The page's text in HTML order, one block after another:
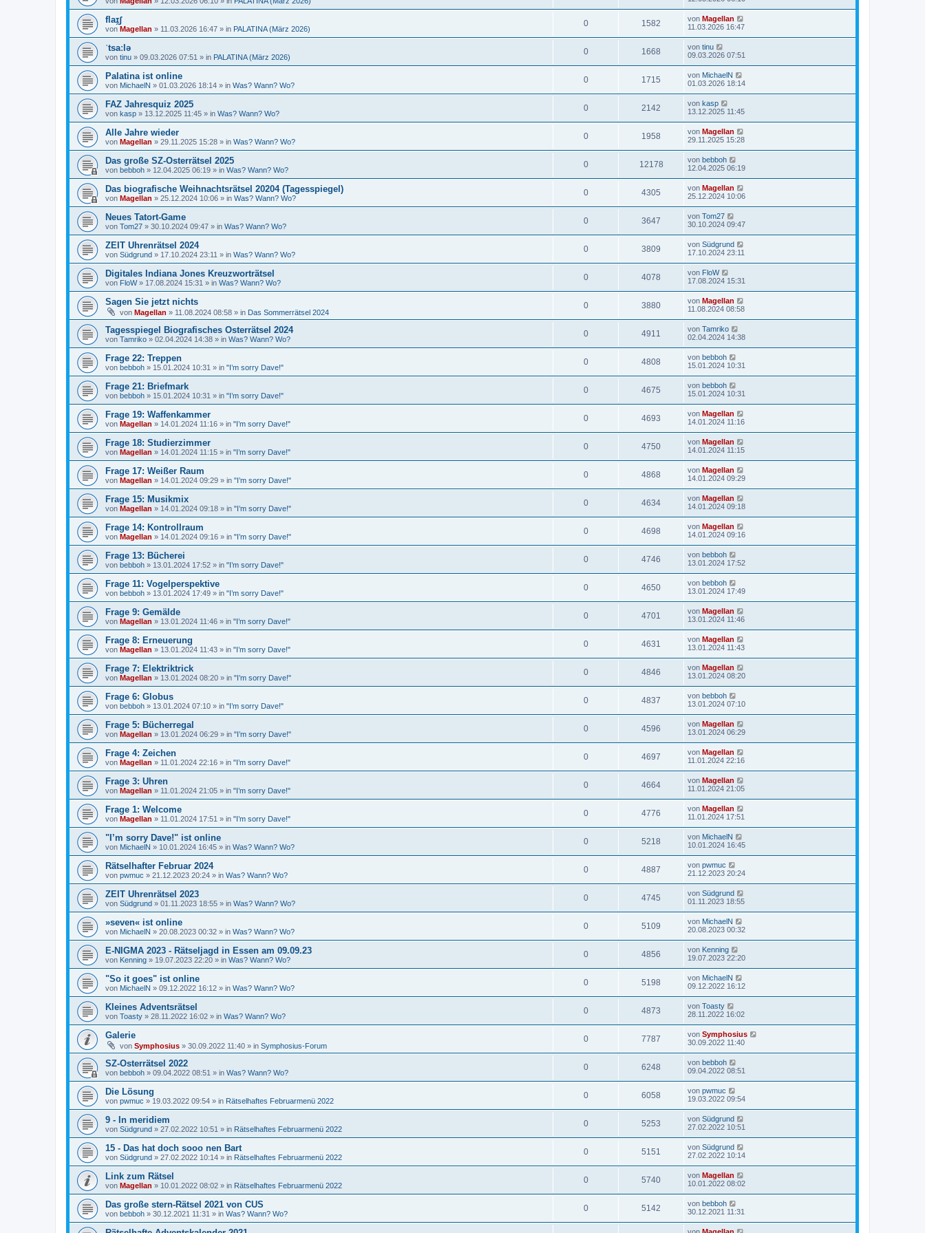
flaɪ̯ʃ
von Magellan » 11.03.2026 16:47 » in PALATINA (März 2026)
0 1582 von Magellan
11.03.2026 16:47
ˈtsaːlə
von tinu » 09.03.2026 07:51 » in PALATINA (März 2026)
0 1668 von tinu
09.03.2026 07:51
Palatina ist online
von MichaelN » 01.03.2026 18:14 » in Was? Wann? Wo?
0 1715 von MichaelN
01.03.2026 18:14
FAZ Jahresquiz 2025
von kasp » 13.12.2025 11:45 » in Was? Wann? Wo?
0 2142 von kasp
13.12.2025 11:45
Alle Jahre wieder
von Magellan » 29.11.2025 15:28 » in Was? Wann? Wo?
0 1958 von Magellan
29.11.2025 15:28
Das große SZ-Osterrätsel 2025
von bebboh » 12.04.2025 06:19 » in Was? Wann? Wo?
0 12178 von bebboh
12.04.2025 06:19
Das biografische Weihnachtsrätsel 20204 (Tagesspiegel)
von Magellan » 25.12.2024 10:06 » in Was? Wann? Wo?
0 4305 von Magellan
25.12.2024 10:06
Neues Tatort-Game
von Tom27 » 30.10.2024 09:47 » in Was? Wann? Wo?
0 3647 von Tom27
30.10.2024 09:47
ZEIT Uhrenrätsel 2024
von Südgrund » 17.10.2024 23:11 » in Was? Wann? Wo?
0 3809 von Südgrund
17.10.2024 23:11
Digitales Indiana Jones Kreuzworträtsel
von FloW» 17.08.2024 15:31 » in Was? Wann? Wo?
0 4078 von FloW
17.08.2024 15:31
Sagen Sie jetzt nichts
von Magellan » 11.08.2024 08:58 » in Das Sommerrätsel 2024
0 3880 von Magellan
11.08.2024 08:58
Tagesspiegel Biografisches Osterrätsel 2024
von Tamriko » 02.04.2024 14:38 » in Was? Wann? Wo?
0 4911 von Tamriko
02.04.2024 14:38
Frage 22: Treppen
von bebboh » 15.01.2024 10:31 » in "I’m sorry Dave!"
0 4808 von bebboh
15.01.2024 10:31
Frage 21: Briefmark
von bebboh » 15.01.2024 10:31 » in "I’m sorry Dave!"
0 4675 von bebboh
15.01.2024 10:31
Frage 19: Waffenkammer
von Magellan » 14.01.2024 11:16 » in "I’m sorry Dave!"
0 4693 von Magellan
14.01.2024 11:16
Frage 18: Studierzimmer
von Magellan » 14.01.2024 11:15 » in "I’m sorry Dave!"
0 4750 von Magellan
14.01.2024 11:15
Frage 17: Weißer Raum
von Magellan » 14.01.2024 09:29 » in "I’m sorry Dave!"
0 4868 von Magellan
14.01.2024 09:29
Frage 15: Musikmix
von Magellan » 14.01.2024 09:18 » in "I’m sorry Dave!"
0 4634 von Magellan
14.01.2024 09:18
Frage 14: Kontrollraum
von Magellan » 14.01.2024 09:16 » in "I’m sorry Dave!"
0 4698 von Magellan
14.01.2024 09:16
Frage 13: Bücherei
von bebboh » 13.01.2024 17:52 » in "I’m sorry Dave!"
0 4746 von bebboh
13.01.2024 17:52
Frage 11: Vogelperspektive
von bebboh » 13.01.2024 17:49 » in "I’m sorry Dave!"
0 4650 von bebboh
13.01.2024 17:49
Frage 9: Gemälde
von Magellan » 13.01.2024 11:46 » in "I’m sorry Dave!"
0 4701 von Magellan
13.01.2024 11:46
Frage 8: Erneuerung
von Magellan » 13.01.2024 11:43 » in "I’m sorry Dave!"
0 4631 von Magellan
13.01.2024 11:43
Frage 7: Elektriktrick
von Magellan » 13.01.2024 08:20 » in "I’m sorry Dave!"
0 4846 von Magellan
13.01.2024 08:20
Frage 6: Globus
von bebboh » 13.01.2024 07:10 » in "I’m sorry Dave!"
0 4837 von bebboh
13.01.2024 07:10
Frage 5: Bücherregal
von Magellan » 13.01.2024 06:29 » in "I’m sorry Dave!"
0 4596 von Magellan
13.01.2024 06:29
Frage 4: Zeichen
von Magellan » 11.01.2024 22:16 » in "I’m sorry Dave!"
0 4697 von Magellan
11.01.2024 22:16
Frage 3: Uhren
von Magellan » 11.01.2024 21:05 » in "I’m sorry Dave!"
0 4664 von Magellan
11.01.2024 21:05
Frage 1: Welcome
von Magellan » 11.01.2024 17:51 » in "I’m sorry Dave!"
0 4776 von Magellan
11.01.2024 17:51
"I’m sorry Dave!" ist online
von MichaelN » 10.01.2024 16:45 » in Was? Wann? Wo?
0 5218 von MichaelN
10.01.2024 16:45
Rätselhafter Februar 2024
von pwmuc » 21.12.2023 20:24 » in Was? Wann? Wo?
0 4887 von pwmuc
21.12.2023 20:24
ZEIT Uhrenrätsel 2023
von Südgrund » 01.11.2023 18:55 » in Was? Wann? Wo?
0 4745 von Südgrund
01.11.2023 18:55
»seven« ist online
von MichaelN » 20.08.2023 00:32 » in Was? Wann? Wo?
0 5109 von MichaelN
20.08.2023 00:32
E-NIGMA 2023 - Rätseljagd in Essen am 09.09.23
von Kenning » 19.07.2023 22:20 » in Was? Wann? Wo?
0 4856 von Kenning
19.07.2023 22:20
"So it goes" ist online
von MichaelN » 09.12.2022 16:12 » in Was? Wann? Wo?
0 5198 von MichaelN
09.12.2022 16:12
Kleines Adventsrätsel
von Toasty » 28.11.2022 16:02 » in Was? Wann? Wo?
0 4873 von Toasty
28.11.2022 16:02
Galerie
von Symphosius » 30.09.2022 11:40 » in Symphosius-Forum
0 7787 von Symphosius
30.09.2022 11:40
SZ-Osterrätsel 2022
von bebboh » 09.04.2022 08:51 » in Was? Wann? Wo?
0 6248 von bebboh
09.04.2022 08:51
Die Lösung
von pwmuc » 19.03.2022 09:54 » in Rätselhaftes Februarmenü 2022
0 6058 von pwmuc
19.03.2022 09:54
9 - In meridiem
von Südgrund » 27.02.2022 10:51 » in Rätselhaftes Februarmenü 2022
0 5253 von Südgrund
27.02.2022 10:51
15 - Das hat doch sooo nen Bart
von Südgrund » 27.02.2022 10:14 » in Rätselhaftes Februarmenü 2022
0 5151 von Südgrund
27.02.2022 10:14
Link zum Rätsel
von Magellan » 10.01.2022 08:02 » in Rätselhaftes Februarmenü 2022
0 5740 von Magellan
10.01.2022 08:02
Das große stern-Rätsel 2021 von CUS
von bebboh » 30.12.2021 11:31 » in Was? Wann? Wo?
0 5142 von bebboh
30.12.2021 11:31
von Magellan